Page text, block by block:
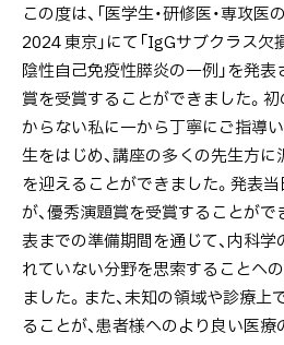
この度は、「医学生・研修医・専攻
2024 東京」にて「IgGサブクラス
陰性自己免疫性膵炎の一例」を発
賞を受賞することができました。
からない私に一から丁寧にご指導
生をはじめ、講座の多くの先生方に
を迎えることができました。発表
が、優秀演題賞を受賞することがで
表までの準備期間を通じて、内科学
れていない分野を思索することへ
ました。また、未知の領域や診療
ることが、患者様へのより良い医